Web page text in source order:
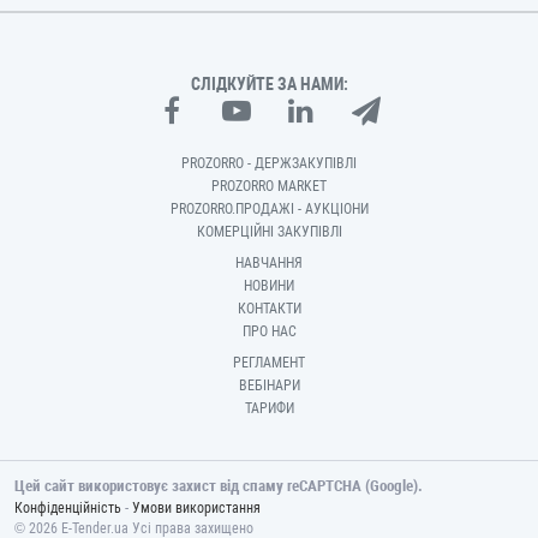
СЛІДКУЙТЕ ЗА НАМИ:
PROZORRO - ДЕРЖЗАКУПІВЛІ
PROZORRO MARKET
PROZORRO.ПРОДАЖІ - АУКЦІОНИ
КОМЕРЦІЙНІ ЗАКУПІВЛІ
НАВЧАННЯ
НОВИНИ
КОНТАКТИ
ПРО НАС
РЕГЛАМЕНТ
ВЕБІНАРИ
ТАРИФИ
Цей сайт використовує захист від спаму reCAPTCHA (Google).
Конфіденційність - Умови використання
© 2026 E-Tender.ua Усі права захищено